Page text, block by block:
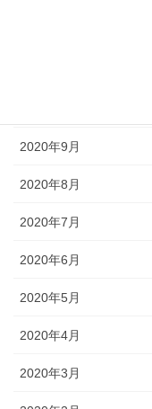
2020年9月
2020年8月
2020年7月
2020年6月
2020年5月
2020年4月
2020年3月